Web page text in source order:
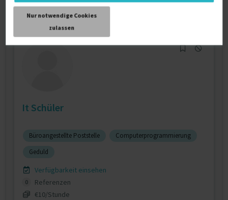
Nur notwendige Cookies
zulassen
D-25594 Vaale, Holstein
It Schüler
Büroangestellte Poststelle
Computerprogrammierung
Geduld
Verfügbarkeit einsehen
0
Referenzen
€10/Stunde